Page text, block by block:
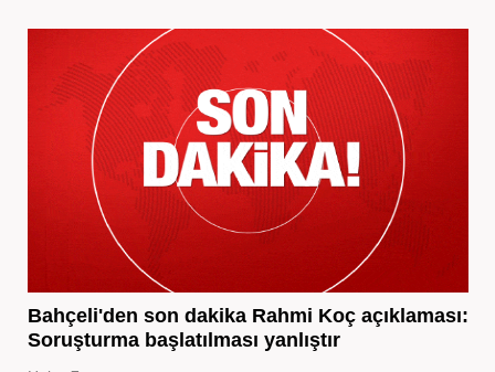
Bahçeli'den son dakika Rahmi Koç açıklaması:
Soruşturma başlatılması yanlıştır